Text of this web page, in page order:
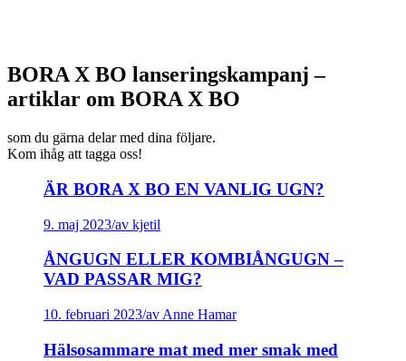
BORA X BO lanseringskampanj –
artiklar om BORA X BO
som du gärna delar med dina följare.
Kom ihåg att tagga oss!
ÄR BORA X BO EN VANLIG UGN?
9. maj 2023/av kjetil
ÅNGUGN ELLER KOMBIÅNGUGN –
VAD PASSAR MIG?
10. februari 2023/av Anne Hamar
Hälsosammare mat med mer smak med